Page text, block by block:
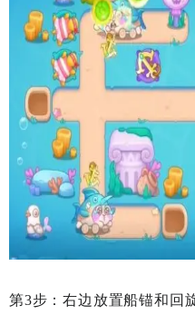
第3步：右边放置船锚和回